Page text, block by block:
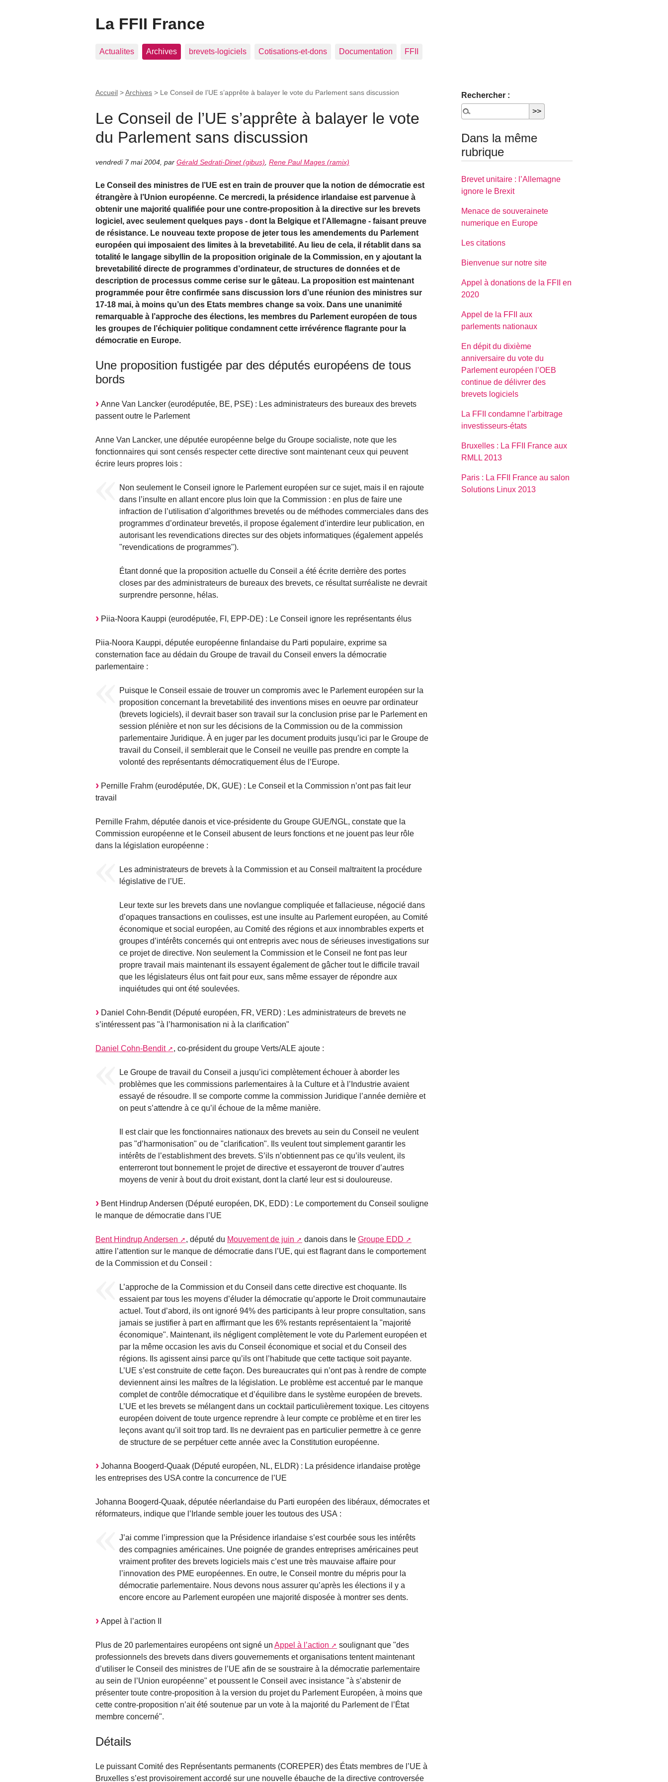
La FFII France
Actualites Archives brevets-logiciels Cotisations-et-dons Documentation FFII
Accueil >Archives > Le Conseil de l’UE s’apprête à balayer le vote du Parlement sans discussion
Le Conseil de l’UE s’apprête à balayer le vote
du Parlement sans discussion
vendredi 7 mai 2004 par Gérald Sedrati-Dinet (gibus) Rene Paul Mages (ramix)
Le Conseil des ministres de l’UE est en train de prouver que la notion de démocratie est
étrangère à l’Union européenne. Ce mercredi, la présidence irlandaise est parvenue à
obtenir une majorité qualifiée pour une contre-proposition à la directive sur les brevets
logiciel, avec seulement quelques pays - dont la Belgique et l’Allemagne - faisant preuve
de résistance. Le nouveau texte propose de jeter tous les amendements du Parlement
européen qui imposaient des limites à la brevetabilité. Au lieu de cela, il rétablit dans sa
totalité le langage sibyllin de la proposition originale de la Commission, en y ajoutant la
brevetabilité directe de programmes d’ordinateur, de structures de données et de
description de processus comme cerise sur le gâteau. La proposition est maintenant
programmée pour être confirmée sans discussion lors d’une réunion des ministres sur
17-18 mai, à moins qu’un des Etats membres change sa voix. Dans une unanimité
remarquable à l’approche des élections, les membres du Parlement européen de tous
les groupes de l’échiquier politique condamnent cette irrévérence flagrante pour la
démocratie en Europe.
Une proposition fustigée par des députés européens de tous
bords
Anne Van Lancker (eurodéputée, BE, PSE) : Les administrateurs des bureaux des brevets
passent outre le Parlement
Anne Van Lancker, une députée européenne belge du Groupe socialiste, note que les
fonctionnaires qui sont censés respecter cette directive sont maintenant ceux qui peuvent
écrire leurs propres lois :
Non seulement le Conseil ignore le Parlement européen sur ce sujet, mais il en rajoute
dans l’insulte en allant encore plus loin que la Commission : en plus de faire une
infraction de l’utilisation d’algorithmes brevetés ou de méthodes commerciales dans des
programmes d’ordinateur brevetés, il propose également d’interdire leur publication, en
autorisant les revendications directes sur des objets informatiques (également appelés
"revendications de programmes").
Étant donné que la proposition actuelle du Conseil a été écrite derrière des portes
closes par des administrateurs de bureaux des brevets, ce résultat surréaliste ne devrait
surprendre personne, hélas.
Piia-Noora Kauppi (eurodéputée, FI, EPP-DE) : Le Conseil ignore les représentants élus
Piia-Noora Kauppi, députée européenne finlandaise du Parti populaire, exprime sa
consternation face au dédain du Groupe de travail du Conseil envers la démocratie
parlementaire :
Puisque le Conseil essaie de trouver un compromis avec le Parlement européen sur la
proposition concernant la brevetabilité des inventions mises en oeuvre par ordinateur
(brevets logiciels), il devrait baser son travail sur la conclusion prise par le Parlement en
session plénière et non sur les décisions de la Commission ou de la commission
parlementaire Juridique. À en juger par les document produits jusqu’ici par le Groupe de
travail du Conseil, il semblerait que le Conseil ne veuille pas prendre en compte la
volonté des représentants démocratiquement élus de l’Europe.
Pernille Frahm (eurodéputée, DK, GUE) : Le Conseil et la Commission n’ont pas fait leur
travail
Pernille Frahm, députée danois et vice-présidente du Groupe GUE/NGL, constate que la
Commission européenne et le Conseil abusent de leurs fonctions et ne jouent pas leur rôle
dans la législation européenne :
Les administrateurs de brevets à la Commission et au Conseil maltraitent la procédure
législative de l’UE.
Leur texte sur les brevets dans une novlangue compliquée et fallacieuse, négocié dans
d’opaques transactions en coulisses, est une insulte au Parlement européen, au Comité
économique et social européen, au Comité des régions et aux innombrables experts et
groupes d’intérêts concernés qui ont entrepris avec nous de sérieuses investigations sur
ce projet de directive. Non seulement la Commission et le Conseil ne font pas leur
propre travail mais maintenant ils essayent également de gâcher tout le difficile travail
que les législateurs élus ont fait pour eux, sans même essayer de répondre aux
inquiétudes qui ont été soulevées.
Daniel Cohn-Bendit (Député européen, FR, VERD) : Les administrateurs de brevets ne
s’intéressent pas "à l’harmonisation ni à la clarification"
Daniel Cohn-Bendit , co-président du groupe Verts/ALE ajoute :
Le Groupe de travail du Conseil a jusqu’ici complètement échouer à aborder les
problèmes que les commissions parlementaires à la Culture et à l’Industrie avaient
essayé de résoudre. Il se comporte comme la commission Juridique l’année dernière et
on peut s’attendre à ce qu’il échoue de la même manière.
Il est clair que les fonctionnaires nationaux des brevets au sein du Conseil ne veulent
pas "d’harmonisation" ou de "clarification". Ils veulent tout simplement garantir les
intérêts de l’establishment des brevets. S’ils n’obtiennent pas ce qu’ils veulent, ils
enterreront tout bonnement le projet de directive et essayeront de trouver d’autres
moyens de venir à bout du droit existant, dont la clarté leur est si douloureuse.
Bent Hindrup Andersen (Député européen, DK, EDD) : Le comportement du Conseil souligne
le manque de démocratie dans l’UE
Bent Hindrup Andersen , député du Mouvement de juin danois dans le Groupe EDD
attire l’attention sur le manque de démocratie dans l’UE, qui est flagrant dans le comportement
de la Commission et du Conseil :
L’approche de la Commission et du Conseil dans cette directive est choquante. Ils
essaient par tous les moyens d’éluder la démocratie qu’apporte le Droit communautaire
actuel. Tout d’abord, ils ont ignoré 94% des participants à leur propre consultation, sans
jamais se justifier à part en affirmant que les 6% restants représentaient la "majorité
économique". Maintenant, ils négligent complètement le vote du Parlement européen et
par la même occasion les avis du Conseil économique et social et du Conseil des
régions. Ils agissent ainsi parce qu’ils ont l’habitude que cette tactique soit payante.
L’UE s’est construite de cette façon. Des bureaucrates qui n’ont pas à rendre de compte
deviennent ainsi les maîtres de la législation. Le problème est accentué par le manque
complet de contrôle démocratique et d’équilibre dans le système européen de brevets.
L’UE et les brevets se mélangent dans un cocktail particulièrement toxique. Les citoyens
européen doivent de toute urgence reprendre à leur compte ce problème et en tirer les
leçons avant qu’il soit trop tard. Ils ne devraient pas en particulier permettre à ce genre
de structure de se perpétuer cette année avec la Constitution européenne.
Johanna Boogerd-Quaak (Député européen, NL, ELDR) : La présidence irlandaise protège
les entreprises des USA contre la concurrence de l’UE
Johanna Boogerd-Quaak, députée néerlandaise du Parti européen des libéraux, démocrates et
réformateurs, indique que l’Irlande semble jouer les toutous des USA :
J’ai comme l’impression que la Présidence irlandaise s’est courbée sous les intérêts
des compagnies américaines. Une poignée de grandes entreprises américaines peut
vraiment profiter des brevets logiciels mais c’est une très mauvaise affaire pour
l’innovation des PME européennes. En outre, le Conseil montre du mépris pour la
démocratie parlementaire. Nous devons nous assurer qu’après les élections il y a
encore encore au Parlement européen une majorité disposée à montrer ses dents.
Appel à l’action II
Plus de 20 parlementaires européens ont signé un Appel à l’action
soulignant que "des
professionnels des brevets dans divers gouvernements et organisations tentent maintenant
d’utiliser le Conseil des ministres de l’UE afin de se soustraire à la démocratie parlementaire
au sein de l’Union européenne" et poussent le Conseil avec insistance "à s’abstenir de
présenter toute contre-proposition à la version du projet du Parlement Européen, à moins que
cette contre-proposition n’ait été soutenue par un vote à la majorité du Parlement de l’État
membre concerné".
Détails
Le puissant Comité des Représentants permanents (COREPER) des États membres de l’UE à
Bruxelles s’est provisoirement accordé sur une nouvelle ébauche de la directive controversée
Rechercher :
Dans la même
rubrique
Brevet unitaire : l’Allemagne
ignore le Brexit
Menace de souverainete
numerique en Europe
Les citations
Bienvenue sur notre site
Appel à donations de la FFII en
2020
Appel de la FFII aux
parlements nationaux
En dépit du dixième
anniversaire du vote du
Parlement européen l’OEB
continue de délivrer des
brevets logiciels
La FFII condamne l’arbitrage
investisseurs-états
Bruxelles : La FFII France aux
RMLL 2013
Paris : La FFII France au salon
Solutions Linux 2013